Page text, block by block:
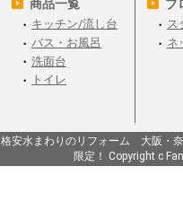
商品一覧
キッチン/流し台
バス・お風呂
洗面台
トイレ
ブ
ス
ネ
格安水まわりのリフォーム 大阪・
限定！ Copyright c